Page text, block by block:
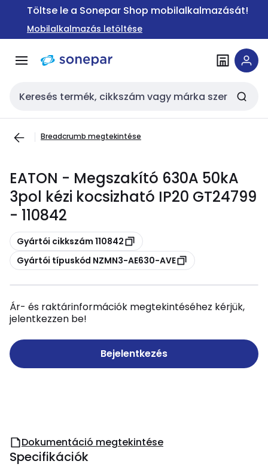
Ugrás a
Ugrás a
tartalomra
Töltse le a Sonepar Shop mobilalkalmazását!
Mobilalkalmazás letöltése
Keresési bemenet
Breadcrumb megtekintése
EATON - Megszakító 630A 50kA
3pol kézi kocsizható IP20 GT24799
- 110842
Másolás
Gyártói cikkszám 110842
Másolás
Gyártói típuskód NZMN3-AE630-AVE
Ár- és raktárinformációk megtekintéséhez kérjük,
jelentkezzen be!
Bejelentkezés
Dokumentáció megtekintése
Specifikációk